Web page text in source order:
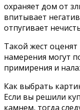
охраняет дом от
впитывает
отпугивает
Такой жест
намерения могут
примирения и
Как выбрать
Если вы решили
камнем, тогда